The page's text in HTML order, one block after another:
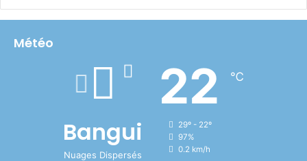
Météo
Bangui
Nuages Dispersés
22 ℃
29º - 22º
97%
0.2 km/h